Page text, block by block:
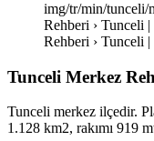
img/tr/min/tunceli/
Rehberi › Tunceli
Rehberi › Tunceli
Tunceli Merkez
Tunceli merkez ilçedir.
1.128 km2, rakımı 919